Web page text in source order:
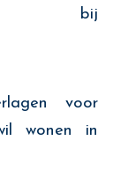
bij
voor
wonen in